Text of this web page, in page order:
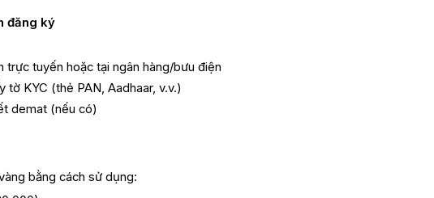
đăng ký
trực tuyến hoặc tại ngân hàng/bưu điện
tờ KYC (thẻ PAN, Aadhaar, v.v.)
demat (nếu có)
bằng cách sử dụng: